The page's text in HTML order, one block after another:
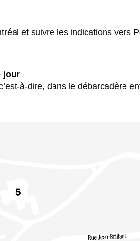
et suivre les indications vers
jour
à-dire, dans le débarcadère